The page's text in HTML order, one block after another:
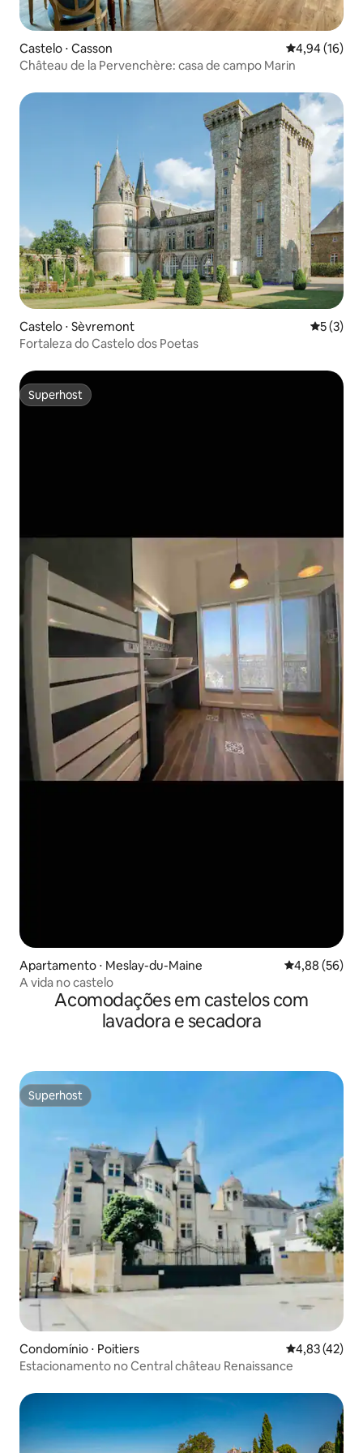
Castelo ⋅ Casson 4,94 de uma
4,94 (16)
Château de la Pervenchère: casa de campo Marin
Castelo ⋅ Sèvremont 5 de
5 (3)
Fortaleza do Castelo dos Poetas
Superhost
Superhost
Apartamento ⋅ Meslay-du-Maine 4,88 de uma
4,88 (56)
A vida no castelo
Acomodações em castelos com
lavadora e secadora
Superhost
Superhost
Condomínio ⋅ Poitiers 4,83 de uma
4,83 (42)
Estacionamento no Central château Renaissance